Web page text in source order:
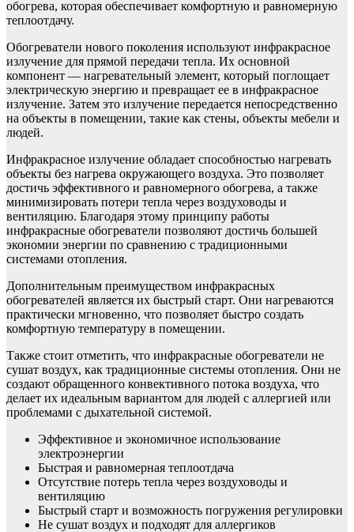
обогрева, которая обеспечивает комфортную и равномерную
теплоотдачу.
Обогреватели нового поколения используют инфракрасное
излучение для прямой передачи тепла. Их основной
компонент — нагревательный элемент, который поглощает
электрическую энергию и превращает ее в инфракрасное
излучение. Затем это излучение передается непосредственно
на объекты в помещении, такие как стены, объекты мебели и
людей.
Инфракрасное излучение обладает способностью нагревать
объекты без нагрева окружающего воздуха. Это позволяет
достичь эффективного и равномерного обогрева, а также
минимизировать потери тепла через воздуховоды и
вентиляцию. Благодаря этому принципу работы
инфракрасные обогреватели позволяют достичь большей
экономии энергии по сравнению с традиционными
системами отопления.
Дополнительным преимуществом инфракрасных
обогревателей является их быстрый старт. Они нагреваются
практически мгновенно, что позволяет быстро создать
комфортную температуру в помещении.
Также стоит отметить, что инфракрасные обогреватели не
сушат воздух, как традиционные системы отопления. Они не
создают обращенного конвективного потока воздуха, что
делает их идеальным вариантом для людей с аллергией или
проблемами с дыхательной системой.
Эффективное и экономичное использование
электроэнергии
Быстрая и равномерная теплоотдача
Отсутствие потерь тепла через воздуховоды и
вентиляцию
Быстрый старт и возможность погружения регулировки
Не сушат воздух и подходят для аллергиков